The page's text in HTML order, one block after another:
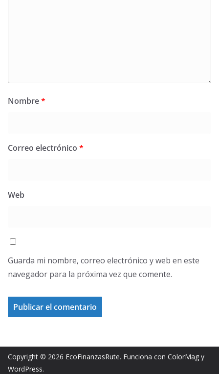
Nombre*
Correo electrónico *
Web
Guarda mi nombre, correo electrónico y web en este
navegador para la próxima vez que comente.
Copyright © 2026 EcoFinanzasRute. Funciona con ColorMag y
WordPress.